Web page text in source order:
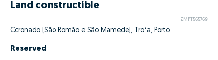
Land constructible
ZMPT565769
Coronado (São Romão e São Mamede), Trofa, Porto
Reserved